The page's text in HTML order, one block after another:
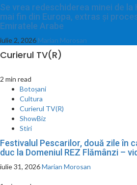
Se vrea redeschiderea minei de la
mai fin din Europa, extras și
Emiratele Arabe
iulie 2, 2026 Marian Morosan
Curierul TV(R)
2 min read
Botoșani
Cultura
Curierul TV(R)
ShowBiz
Stiri
Festivalul Pescarilor, două zile în
duc la Domeniul REZ Flămânzi –
iulie 31, 2026Marian Morosan